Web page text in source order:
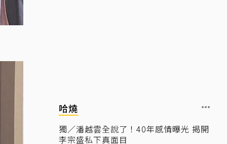
哈燒
獨／潘越雲全說了！40年感情曝光 揭開
李宗盛私下真面目